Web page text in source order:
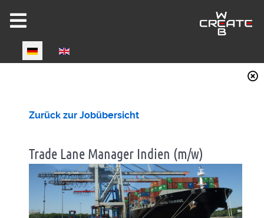
Select your language
CW-HIRE DEMO
Joomla 6 ready!
Zurück zur Jobübersicht
Trade Lane Manager Indien (m/w)